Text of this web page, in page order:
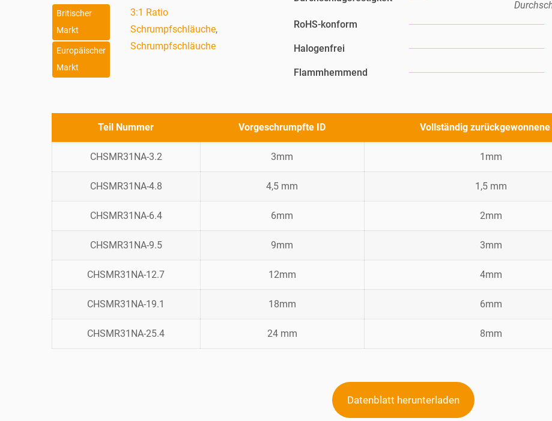
Britischer
Markt
Europäischer
Markt
3:1 Ratio
Schrumpfschläuche,
Schrumpfschläuche
RoHS-konform
Halogenfrei
Flammhemmend
Teil Nummer Vorgeschrumpfte ID Vollständig zurückgewonnene
CHSMR31NA-3.2 3mm 1mm
CHSMR31NA-4.8 4,5 mm 1,5 mm
CHSMR31NA-6.4 6mm 2mm
CHSMR31NA-9.5 9mm 3mm
CHSMR31NA-12.7 12mm 4mm
CHSMR31NA-19.1 18mm 6mm
CHSMR31NA-25.4 24 mm 8mm
Datenblatt herunterladen